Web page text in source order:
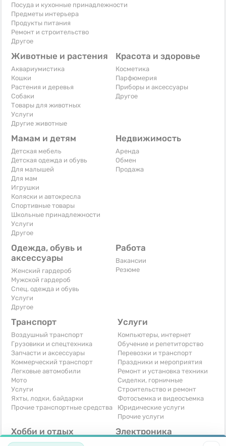
Посуда и кухонные принадлежности
Предметы интерьера
Продукты питания
Ремонт и строительство
Другое
Животные и растения
Аквариумистика
Кошки
Растения и деревья
Собаки
Товары для животных
Услуги
Другие животные
Красота и здоровье
Косметика
Парфюмерия
Приборы и аксессуары
Другое
Мамам и детям
Детская мебель
Детская одежда и обувь
Для малышей
Для мам
Игрушки
Коляски и автокресла
Спортивные товары
Школьные принадлежности
Услуги
Другое
Недвижимость
Аренда
Обмен
Продажа
Одежда, обувь и
аксессуары
Женский гардероб
Мужской гардероб
Спец. одежда и обувь
Услуги
Другое
Работа
Вакансии
Резюме
Транспорт
Воздушный транспорт
Грузовики и спецтехника
Запчасти и аксессуары
Коммерческий транспорт
Легковые автомобили
Мото
Услуги
Яхты, лодки, байдарки
Прочие транспортные средства
Услуги
Компьютеры, интернет
Обучение и репетиторство
Перевозки и транспорт
Праздники и мероприятия
Ремонт и установка техники
Сиделки, горничные
Строительство и ремонт
Фотосъемка и видеосъемка
Юридические услуги
Прочие услуги
Хобби и отдых
Книги и журналы
Электроника